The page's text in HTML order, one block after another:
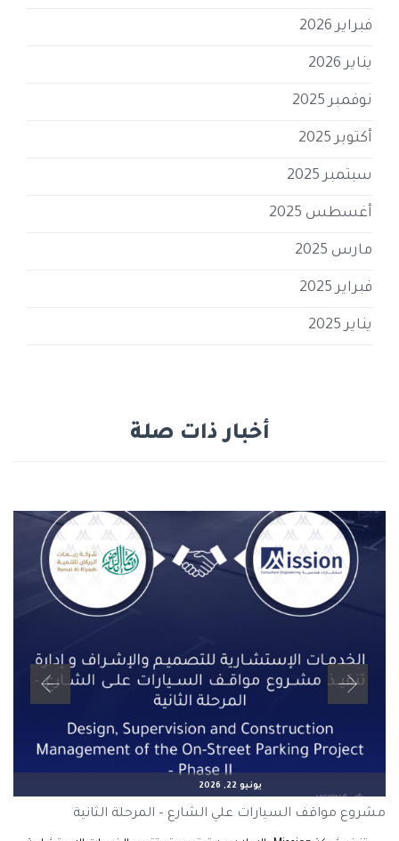
فبراير 2026
يناير 2026
نوفمبر 2025
أكتوبر 2025
سبتمبر 2025
أغسطس 2025
مارس 2025
فبراير 2025
يناير 2025
أخبار ذات صلة
يونيو 22, 2026
مشروع مواقف السيارات علي الشارع – المرحلة الثانية